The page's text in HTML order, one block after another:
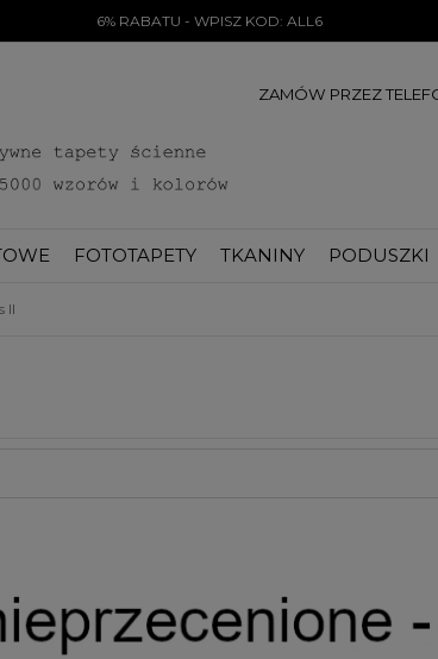
6% RABATU - WPISZ KOD: ALL6
ZAMÓW PRZEZ
FOTOTAPETY TKANINY PODUSZKI
II